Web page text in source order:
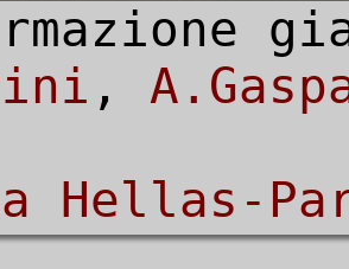
,
Hellas-